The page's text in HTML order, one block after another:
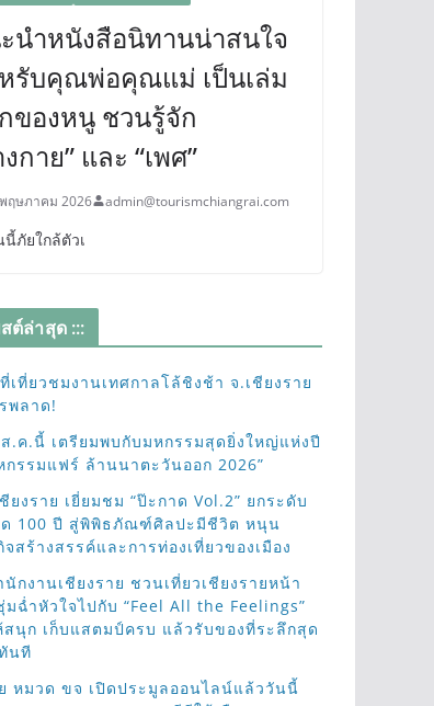
นำหนังสือนิทานน่าสนใจ
รับคุณพ่อคุณแม่ เป็นเล่ม
ของหนู ชวนรู้จัก
งกาย” และ “เพศ”
ฤษภาคม 2026 admin@tourismchiangrai.com
ภัยใกล้ตัวเ
ต์ล่าสุด :::
เที่ยวชมงานเทศกาลโล้ชิงช้า จ.เชียงราย
พลาด!
ส.ค.นี้ เตรียมพบกับมหกรรมสุดยิ่งใหญ่แห่งปี
กรรมแฟร์ ล้านนาตะวันออก 2026”
ยงราย เยี่ยมชม “ป๊ะกาด Vol.2” ยกระดับ
100 ปี สู่พิพิธภัณฑ์ศิลปะมีชีวิต หนุน
จสร้างสรรค์และการท่องเที่ยวของเมือง
กงานเชียงราย ชวนเที่ยวเชียงรายหน้า
ฉ่ำหัวใจไปกับ “Feel All the Feelings”
สนุก เก็บแสตมป์ครบ แล้วรับของที่ระลึกสุด
นที
หมวด ขจ เปิดประมูลออนไลน์แล้ววันนี้